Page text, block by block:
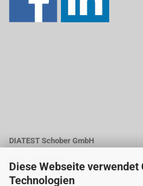
Diese Webseite verwendet
Technologien
DIATEST Schober GmbH